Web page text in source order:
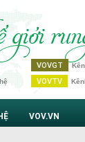
VOVGT
VOVTV
VOV.VN